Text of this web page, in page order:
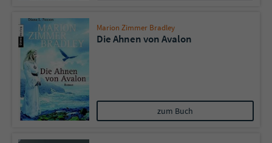
Marion Zimmer Bradley
Die Ahnen von Avalon
zum Buch